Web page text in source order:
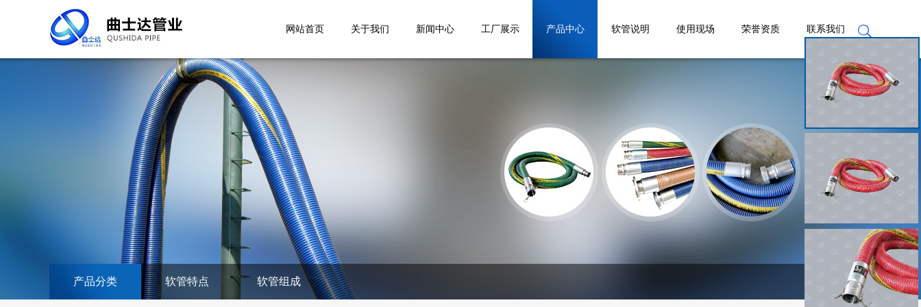
网站首页 关于我们 新闻中心 工厂展示 产品中心 软管说明 使用现场 荣誉资质 联系我们
产品分类 软管特点 软管组成